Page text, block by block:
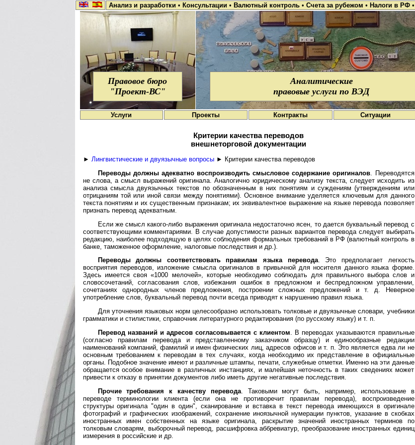
Анализ и разработки • Консультации • Валютный контроль • Счета за рубежом • Налоги в РФ •
Правовое бюро
"Проект-ВС"
Аналитические
правовые услуги по ВЭД
Услуги Проекты Контракты Ситуации
Критерии качества переводов
внешнеторговой документации
► Лингвистические и двуязычные вопросы► Критерии качества переводов
Переводы должны адекватно воспроизводить смысловое содержа­ние оригиналов . Переводятся
не слова, а смысл выражений оригинала. Аналогично юридическому анализу текста, следует исходить из
анализа смысла двуязычных текстов по обозначенным в них понятиям и суждениям (утверждениям или
отрицаниям той или иной связи между понятиями). Основное внимание уделяется ключевым для данного
текста понятиям и их существенным признакам; их эквивалентное выражение на языке перевода позволяет
признать перевод адекватным.
Если же смысл какого-либо выражения оригинала недостаточно ясен, то дается буквальный перевод с
соответствующими комментариями. В случае допустимости разных вариантов перевода следует выбирать
редакцию, наиболее подходящую в целях соблюдения формальных требований в РФ (валютный контроль в
банке, таможенное оформление, налоговые последствия и др.).
Переводы должны соответствовать правилам языка перевода. Это предполагает легкость
восприятия переводов, изложение смысла оригиналов в привычной для носителя данного языка форме.
Здесь имеется своя «1000 мелочей», которые необходимо соблюдать для правильного выбора слов и
словосочетаний, согласования слов, избежания ошибок в предложном и беспредложном управлении,
сочетаниях однородных членов предложения, построении сложных предложений и т. д. Неверное
употребление слов, буквальный перевод почти всегда приводят к нарушению правил языка.
Для уточнения языковых норм целесообразно использовать толковые и двуязычные словари, учебники
грамматики и стилистики, справочник литературного редактирования (по русскому языку) и т. п.
Перевод названий и адресов согласовывается с клиентом . В переводах указываются правильные
(согласно правилам перевода и представленному заказчиком образцу) и единообразные редакции
наименований компаний, фамилий и имен физических лиц, адресов офисов и т. п. Это является едва ли не
основным требованием к переводам в тех случаях, когда необходимо их представление в официальные
органы. Подобное значение имеют и различные штампы, печати, служебные отметки. Именно на эти данные
обращается особое внимание в различных инстанциях, и малейшая неточность в таких сведениях может
привести к отказу в принятии документов либо иметь другие негативные последствия.
Прочие требования к качеству перевода. Таковыми могут быть, например, использование в
переводе терминологии клиента (если она не противоречит правилам перевода), воспроизведение
структуры оригинала "один в один", сканирование и вставка в текст перевода имеющихся в оригинале
фотографий и графических изображений, сохранение иноязычной нумерации пунктов, указание в скобках
иностранных имен собственных на языке оригинала, раскрытие значений иностранных терминов по
толковым словарям, выборочный перевод, расшифровка аббревиатур, преобразование иностранных единиц
измерения в российские и др.